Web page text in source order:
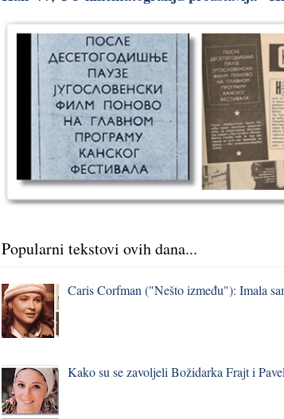
Popularni tekstovi ovih dana...
Caris Corfman ("Nešto između"): Imala
Kako su se zavoljeli Božidarka Frajt i